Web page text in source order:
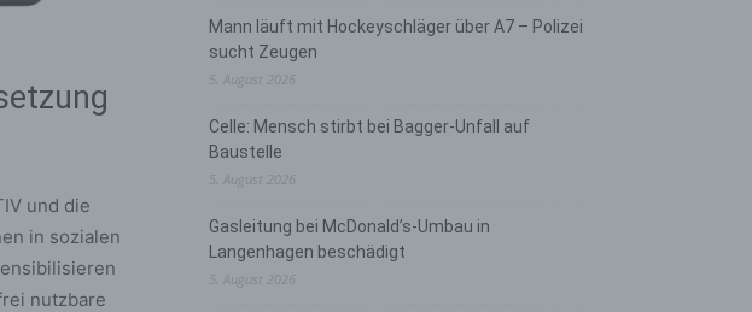
und die
in sozialen
nutzbare
Mann läuft mit Hockeyschläger über A7 – Polizei
sucht Zeugen
5. August 2026
Celle: Mensch stirbt bei Bagger-Unfall auf
Baustelle
5. August 2026
Gasleitung bei McDonald’s-Umbau in
Langenhagen beschädigt
5. August 2026